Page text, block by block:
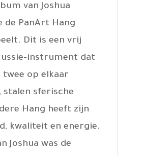
van Joshua
de PanArt Hang
Dit is een vrij
instrument dat
op elkaar
stalen sferische
Hang heeft zijn
kwaliteit en energie.
Joshua was de